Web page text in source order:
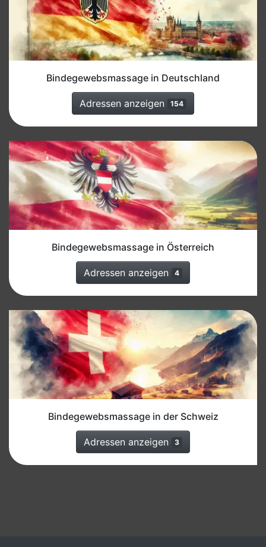
Bindegewebsmassage in Deutschland
Adressen anzeigen 154
Bindegewebsmassage in Österreich
Adressen anzeigen 4
Bindegewebsmassage in der Schweiz
Adressen anzeigen 3